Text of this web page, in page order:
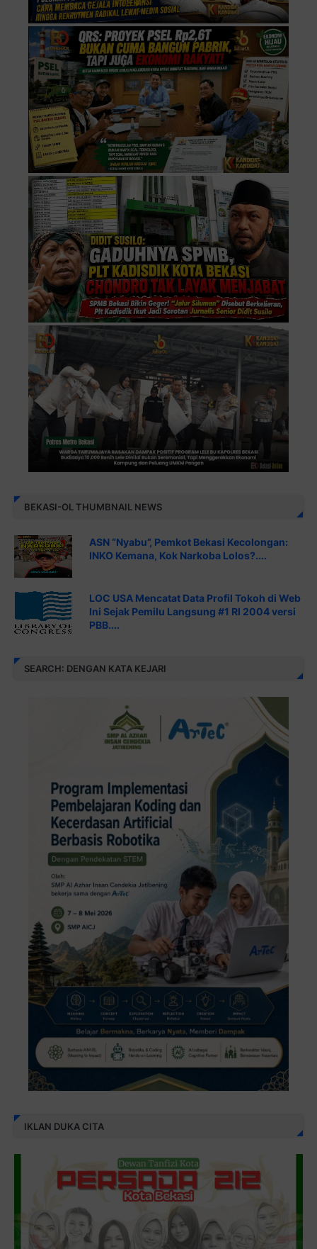
BEKASI-OL THUMBNAIL NEWS
ASN “Nyabu”, Pemkot Bekasi Kecolongan:
INKO Kemana, Kok Narkoba Lolos?....
LOC USA Mencatat Data Profil Tokoh di Web
Ini Sejak Pemilu Langsung #1 RI 2004 versi
PBB....
SEARCH: DENGAN KATA KEJARI
IKLAN DUKA CITA